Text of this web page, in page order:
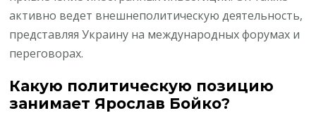
активно ведет внешнеполитическую деятельность,
представляя Украину на международных форумах и
переговорах.
Какую политическую позицию
занимает Ярослав Бойко?